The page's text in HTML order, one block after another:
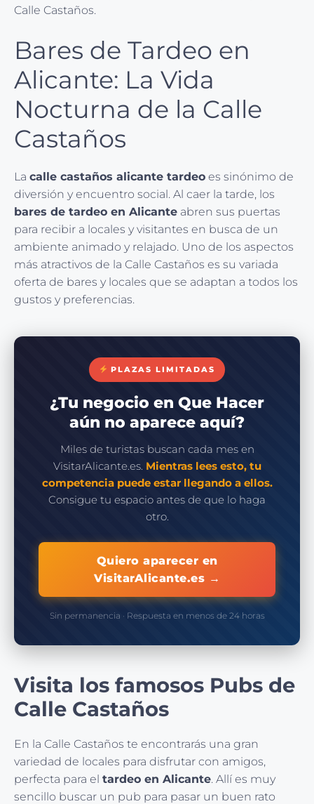
Calle Castaños.
Bares de Tardeo en
Alicante: La Vida
Nocturna de la Calle
Castaños
La calle castaños alicante tardeo es sinónimo de
diversión y encuentro social. Al caer la tarde, los
bares de tardeo en Alicante abren sus puertas
para recibir a locales y visitantes en busca de un
ambiente animado y relajado. Uno de los aspectos
más atractivos de la Calle Castaños es su variada
oferta de bares y locales que se adaptan a todos los
gustos y preferencias.
PLAZAS LIMITADAS
¿Tu negocio en Que Hacer
aún no aparece aquí?
Miles de turistas buscan cada mes en
VisitarAlicante.es. Mientras lees esto, tu
competencia puede estar llegando a ellos.
Consigue tu espacio antes de que lo haga
otro.
Quiero aparecer en
VisitarAlicante.es →
Sin permanencia · Respuesta en menos de 24 horas
Visita los famosos Pubs de
Calle Castaños
En la Calle Castaños te encontrarás una gran
variedad de locales para disfrutar con amigos,
perfecta para el tardeo en Alicante. Allí es muy
sencillo buscar un pub para pasar un buen rato